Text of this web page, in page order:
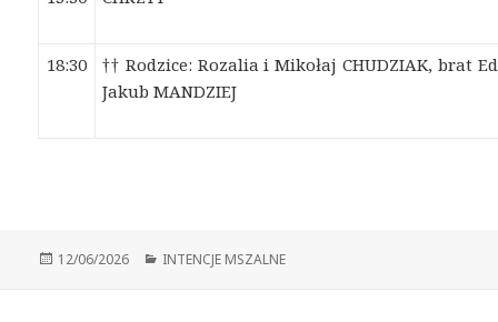
18:30
†† Rodzice: Rozalia i Mikołaj CHUDZIAK, brat
Jakub MANDZIEJ
Opublikowano
12/06/2026 Kategorie
INTENCJE MSZALNE